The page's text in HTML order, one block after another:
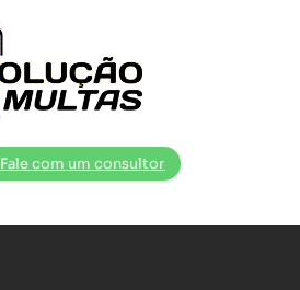
Fale com um consultor